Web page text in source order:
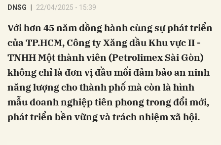
DNSG 22/04/2025 - 15:39
Với hơn 45 năm đồng hành cùng sự phát triển
của TP.HCM, Công ty Xăng dầu Khu vực II -
TNHH Một thành viên (Petrolimex Sài Gòn)
không chỉ là đơn vị đầu mối đảm bảo an ninh
năng lượng cho thành phố mà còn là hình
mẫu doanh nghiệp tiên phong trong đổi mới,
phát triển bền vững và trách nhiệm xã hội.
Hủy